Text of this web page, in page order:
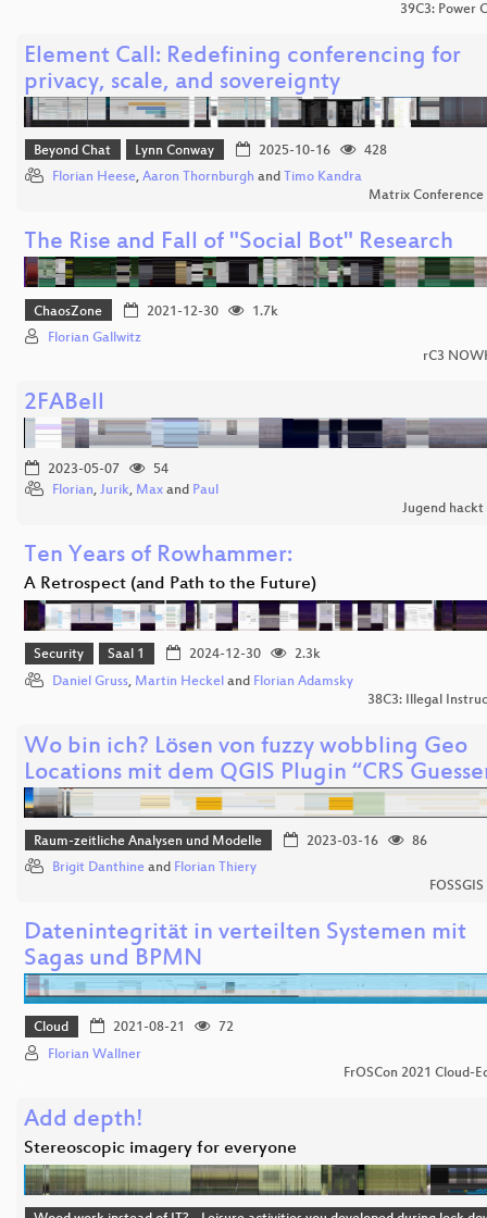
39C3: Power
Element Call: Redefining conferencing for
privacy, scale, and sovereignty
Beyond Chat Lynn Conway 2025-10-16
428
Florian Heese, Aaron Thornburgh and Timo Kandra
Matrix Conference
The Rise and Fall of "Social Bot" Research
ChaosZone 2021-12-30
1.7k
Florian Gallwitz
rC3
2FABell
2023-05-07
54
Florian, Jurik, Max and Paul
Jugend hackt
Ten Years of Rowhammer:
A Retrospect (and Path to the Future)
Security Saal 1 2024-12-30
2.3k
Daniel Gruss, Martin Heckel and Florian Adamsky
38C3: Illegal
Wo bin ich? Lösen von fuzzy wobbling Geo
Locations mit dem QGIS Plugin “CRS
Raum-zeitliche Analysen und Modelle 2023-03-16
86
Brigit Danthine and Florian Thiery
Datenintegrität in verteilten Systemen mit
Sagas und BPMN
Cloud 2021-08-21
72
Florian Wallner
FrOSCon 2021 Cloud-
Add depth!
Stereoscopic imagery for everyone